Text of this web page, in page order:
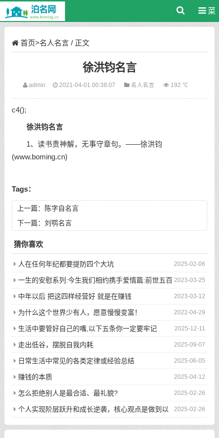
菜
首页>名人名言/ 正文
徐洪钧名言
admin 2021-04-01 00:38:07 名人名言 192 ℃
c4();
徐洪钧名言
1、读书贵神解，无事守章句。——徐洪钧
(www.boming.cn)
Tags：
上一篇：
陈字自名言
下一篇： 刘鹗名言
猜你喜欢
2025-02-06
人在任何年纪都要提防四个大坑
2023-03-25
一生的安慰系列:今生我们相约携手爱情篇:前世五百
次的回眸才换来今生的相遇
2023-03-12
中年以后 把这四样经营好 就是在赚钱
2022-04-29
为什么这个世界少有人，愿意慢慢变富！
2025-12-11
生活中要管好自己的嘴,以下五条你一定要牢记
2025-09-07
走出低谷，摆脱自我内耗
2025-06-05
日常生活中常见的各类定律或经验总结
2025-04-12
赚钱的本质
2025-02-26
怎么拒绝别人是最合适、最礼貌?
2025-02-26
个人实现阶层跃升和成长逆袭，核心观点是做到以
下八件事